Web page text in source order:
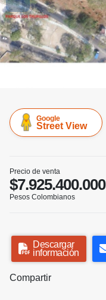
Google
Street View
Precio de venta
$7.925.400.000
Pesos Colombianos
Descargar
información
Compartir